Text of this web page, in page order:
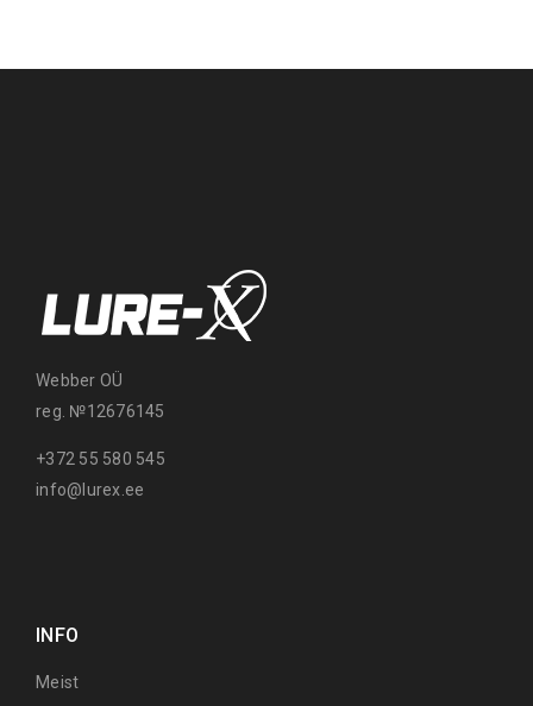
Webber OÜ
reg. №12676145
+372 55 580 545
info@lurex.ee
INFO
Meist